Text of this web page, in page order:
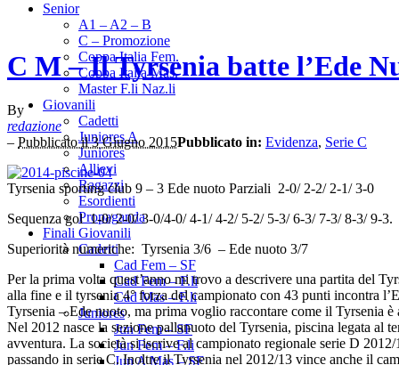
Senior
A1 – A2 – B
C – Promozione
Coppa Italia Fem.
Coppa Italia Mas.
Master F.li Naz.li
Giovanili
Cadetti
Juniores A
Juniores
Allievi
Ragazzi
Esordienti
Propaganda
Finali Giovanili
Cadetti
Cad Fem – SF
Cad Fem – F.li
Cad Mas – F.li
Juniores
Jun Fem – SF
Jun Fem – F.li
Jun A Mas – SF
C M – Il Tyrsenia batte l’Ede
By
redazione
– Pubblicato il 3 Giugno 2015Pubblicato in: Evidenza, Serie C
Tyrsenia sporting club 9 – 3 Ede nuoto Parziali 2-0/ 2-2/ 2-1/ 3-0
Sequenza gol 1-0/ 2-0/ 3-0/4-0/ 4-1/ 4-2/ 5-2/ 5-3/ 6-3/ 7-3/ 8-3/ 9-3.
Superiorità numeriche: Tyrsenia 3/6 – Ede nuoto 3/7
Per la prima volta quest’anno mi trovo a descrivere una partita del
alla fine e il tyrsenia 4° forza del campionato con 43 punti incontra
Tyrsenia – Ede nuoto, ma prima voglio raccontare come il Tyrsenia è
Nel 2012 nasce la sezione pallanuoto del Tyrsenia, piscina legata al
avventura. La società si iscrive al campionato regionale serie D
passando in serie C. Inoltre il Tyrsenia nel 2012/13 vince anche il